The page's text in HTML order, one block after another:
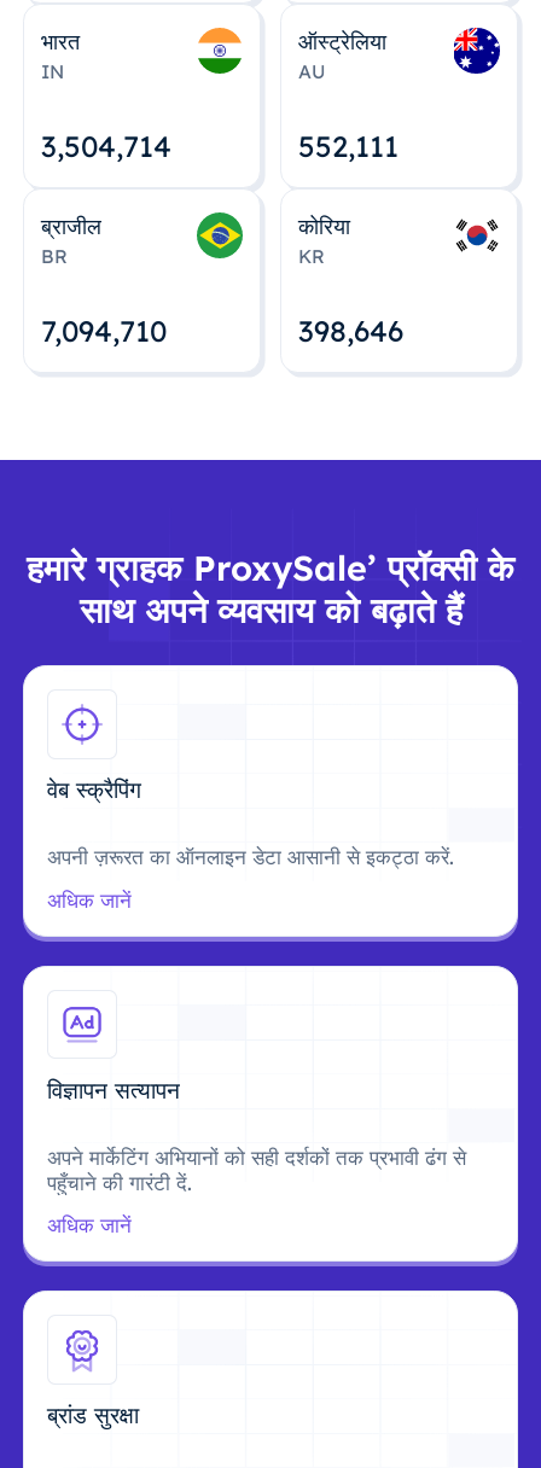
भारत
IN
3,504,715
ऑस्ट्रेलिया
AU
552,112
ब्राजील
BR
7,094,712
कोरिया
KR
398,648
हमारे ग्राहक ProxySale’ प्रॉक्सी के
साथ अपने व्यवसाय को बढ़ाते हैं
वेब स्क्रैपिंग
अपनी ज़रूरत का ऑनलाइन डेटा आसानी से इकट्ठा करें.
अधिक जानें
विज्ञापन सत्यापन
अपने मार्केटिंग अभियानों को सही दर्शकों तक प्रभावी ढंग से
पहुँचाने की गारंटी दें.
अधिक जानें
ब्रांड सुरक्षा